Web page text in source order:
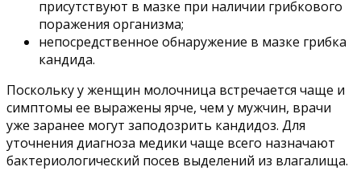
присутствуют в мазке при наличии грибкового
поражения организма;
непосредственное обнаружение в мазке грибка
кандида.
Поскольку у женщин молочница встречается чаще и
симптомы ее выражены ярче, чем у мужчин, врачи
уже заранее могут заподозрить кандидоз. Для
уточнения диагноза медики чаще всего назначают
бактериологический посев выделений из влагалища.